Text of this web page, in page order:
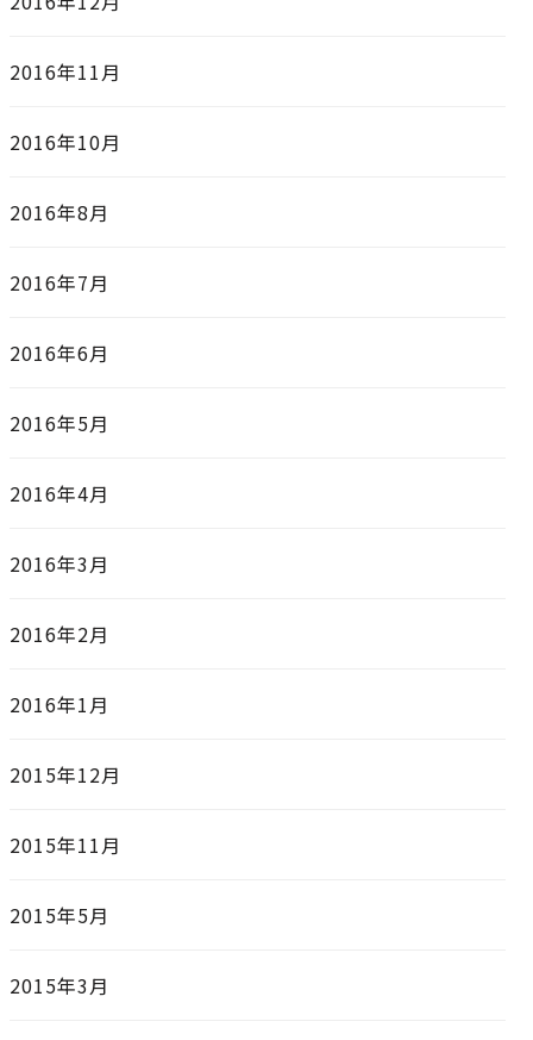
2016年11月
2016年10月
2016年8月
2016年7月
2016年6月
2016年5月
2016年4月
2016年3月
2016年2月
2016年1月
2015年12月
2015年11月
2015年5月
2015年3月